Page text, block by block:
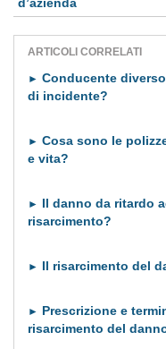
ARTICOLI CORRELATI
► Conducente
di incidente?
► Cosa sono le
e vita?
► Il danno da ritardo
risarcimento?
► Il risarcimento del
► Prescrizione e
risarcimento del